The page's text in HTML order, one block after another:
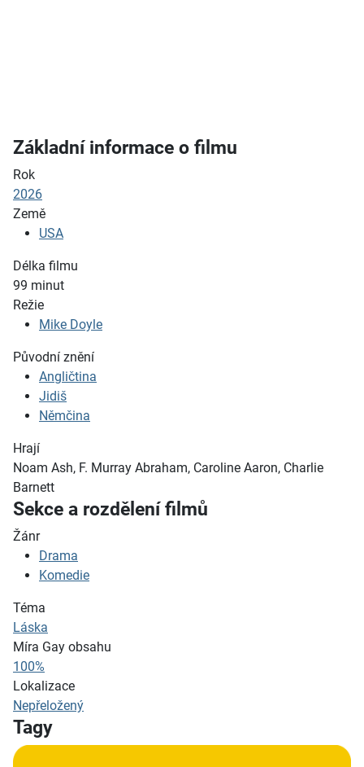
Základní informace o filmu
Rok
2026
Země
USA
Délka filmu
99 minut
Režie
Mike Doyle
Původní znění
Angličtina
Jidiš
Němčina
Hrají
Noam Ash, F. Murray Abraham, Caroline Aaron, Charlie
Barnett
Sekce a rozdělení filmů
Žánr
Drama
Komedie
Téma
Láska
Míra Gay obsahu
100%
Lokalizace
Nepřeložený
Tagy